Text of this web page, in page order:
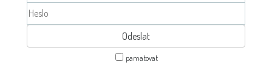
pamatovat